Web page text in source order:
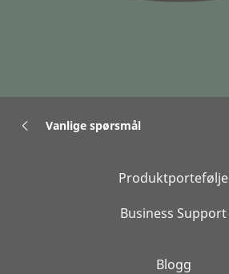
Vanlige spørsmål
Produktportefølje
Business Support
Blogg